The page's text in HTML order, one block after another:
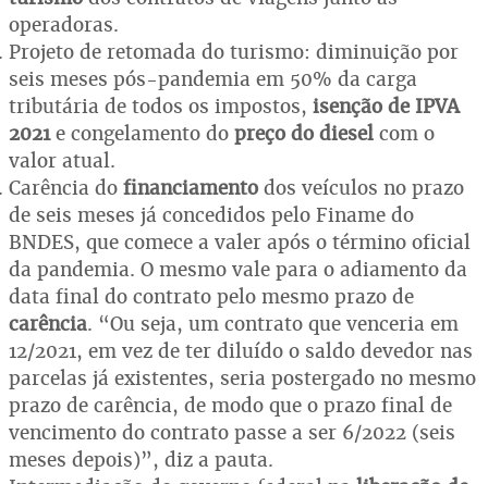
operadoras.
Projeto de retomada do turismo: diminuição por
seis meses pós-pandemia em 50% da carga
tributária de todos os impostos, isenção de IPVA
2021e congelamento do preço do diesel com o
valor atual.
Carência do financiamento dos veículos no prazo
de seis meses já concedidos pelo Finame do
BNDES, que comece a valer após o término oficial
da pandemia. O mesmo vale para o adiamento da
data final do contrato pelo mesmo prazo de
carência. “Ou seja, um contrato que venceria em
12/2021, em vez de ter diluído o saldo devedor nas
parcelas já existentes, seria postergado no mesmo
prazo de carência, de modo que o prazo final de
vencimento do contrato passe a ser 6/2022 (seis
meses depois)”, diz a pauta.